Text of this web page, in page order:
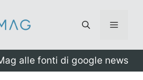
Menu
alle fonti di google news